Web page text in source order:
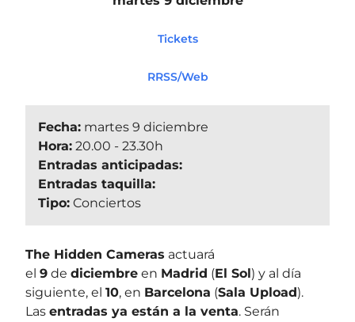
Tickets
RRSS/Web
Fecha: martes 9 diciembre
Hora: 20.00 - 23.30h
Entradas anticipadas:
Entradas taquilla:
Tipo: Conciertos
The Hidden Cameras actuará
el 9 de diciembre en Madrid (El Sol) y al día
siguiente, el 10, en Barcelona (Sala Upload).
Las entradas ya están a la venta. Serán